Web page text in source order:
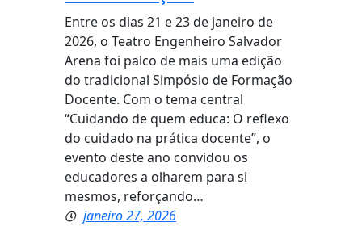
Entre os dias 21 e 23 de janeiro de
2026, o Teatro Engenheiro Salvador
Arena foi palco de mais uma edição
do tradicional Simpósio de Formação
Docente. Com o tema central
“Cuidando de quem educa: O reflexo
do cuidado na prática docente”, o
evento deste ano convidou os
educadores a olharem para si
mesmos, reforçando…
janeiro 27, 2026